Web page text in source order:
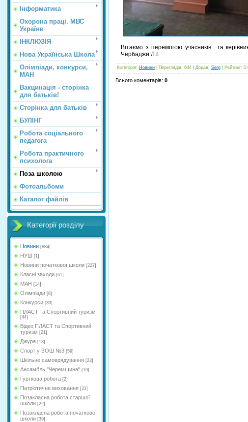
Інформатика
Охорона праці. МВС
України
ІНКЛЮЗІЯ
Нова Українська Школа
Олімпіади, конкурси,
МАН
Вакцинація - сторінка
для батьків!
Сторінка для батьків
БУЛІНГ
Робота соціального
педагога
Робота практичного
психолога
Поза школою
Фотоальбоми
Каталог файлів
Категорії розділу
Новини [884]
НУШ [1]
Новини початкової школи [227]
Класні заходи [61]
МАН [14]
Олімпіади [6]
Конкурси [39]
ПЛАСТ та Спортивний туризм
[44]
Відео ПЛАСТ та Спортивний
туризм [21]
Джура [13]
Спорт у ЗОШ №3 [59]
Шкільне самоврядування [22]
Ансамбль "Черемшина" [10]
Гурткова робота [2]
Патріотичне виховання [23]
Позакласна робота старшої
школи [22]
Позакласна робота початкової
школи [39]
Вітаємо з перемогою учасників та
Чербаджи Л.І.
Категорія: Новини Переглядів: 644 | Додав: Serg Рейтинг:
Всього коментарів: 0